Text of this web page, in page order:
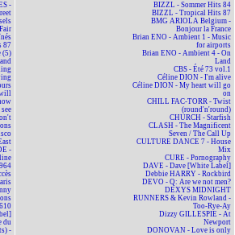
-
87
(5)
-
du
-
BIZZL - Sommer Hits 84
BIZZL - Tropical Hits 87
BMG ARIOLA Belgium -
Bonjour la France
Brian ENO - Ambient 1 - Music
for airports
Brian ENO - Ambient 4 - On
Land
CBS - Été 73 vol.1
Céline DION - I'm alive
Céline DION - My heart will go
on
CHILL FAC-TORR - Twist
(round'n'round)
CHURCH - Starfish
CLASH - The Magnificent
Seven / The Call Up
CULTURE DANCE 7 - House
Mix
CURE - Pornography
DAVE - Dave [White Label]
Debbie HARRY - Rockbird
DEVO - Q: Are we not men?
DEXYS MIDNIGHT
RUNNERS & Kevin Rowland -
Too-Rye-Ay
Dizzy GILLESPIE - At
Newport
DONOVAN - Love is only